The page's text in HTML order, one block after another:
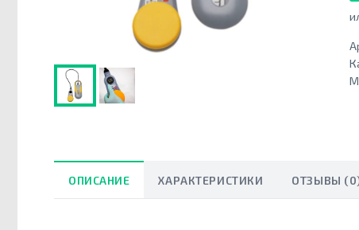
ОПИСАНИЕ ХАРАКТЕРИСТИКИ ОТЗЫВЫ